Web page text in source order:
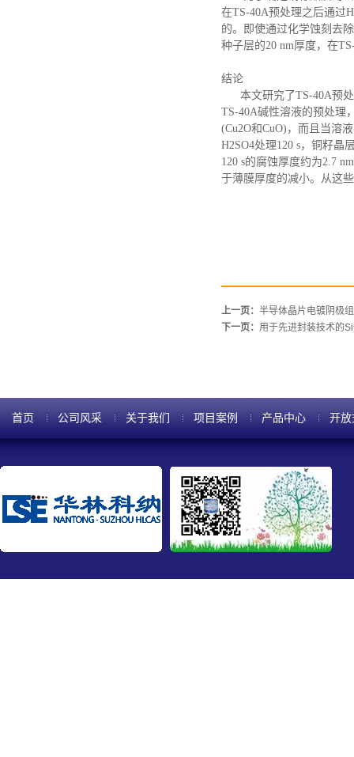
在TS-40A预处理之后通过
的。即使通过化学蚀刻去
种子层的20 nm厚度，在
结论
本文研究了TS-40A预
TS-40A碱性溶液的预处理
(Cu2O和CuO)，而且当溶
H2SO4处理120 s，铜籽晶
120 s的腐蚀厚度约为2.7
于薄膜厚度的减小。从这
上一页： 半导体晶片电镀阴极
下一页： 用于先进封装技术的
首页 公司风采 关于我们 项目案例 产品中心 开放